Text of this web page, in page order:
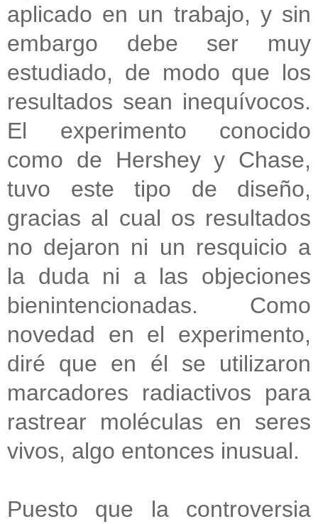
aplicado en un trabajo, y sin
embargo debe ser muy
estudiado, de modo que los
resultados sean inequívocos.
El experimento conocido
como de Hershey y Chase,
tuvo este tipo de diseño,
gracias al cual os resultados
no dejaron ni un resquicio a
la duda ni a las objeciones
bienintencionadas. Como
novedad en el experimento,
diré que en él se utilizaron
marcadores radiactivos para
rastrear moléculas en seres
vivos, algo entonces inusual.
Puesto que la controversia